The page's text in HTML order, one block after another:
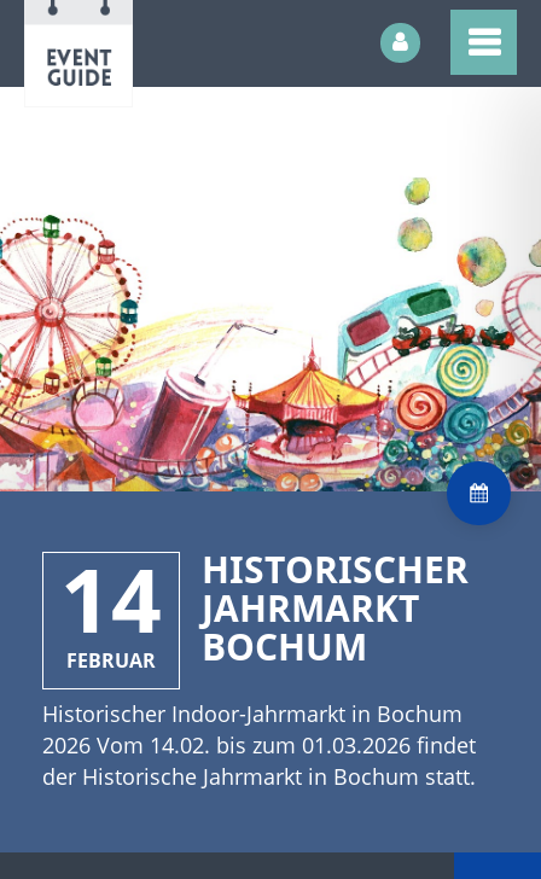
14
FEBRUAR
HISTORISCHER
JAHRMARKT
BOCHUM
Historischer Indoor-Jahrmarkt in Bochum
2026 Vom 14.02. bis zum 01.03.2026 findet
der Historische Jahrmarkt in Bochum statt.